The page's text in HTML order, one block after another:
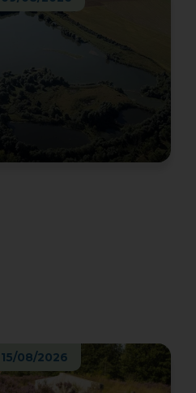
15/08/2026